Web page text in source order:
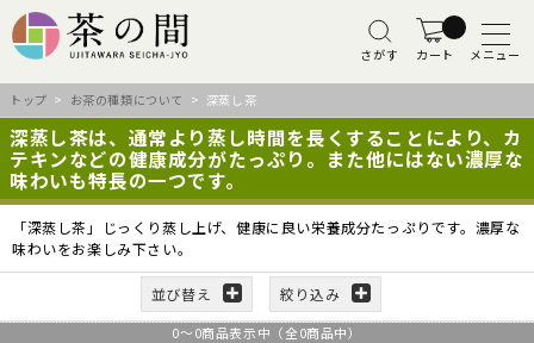
さがす カート メニュー
トップ > お茶の種類について > 深蒸し茶
深蒸し茶は、通常より蒸し時間を長くすることにより、カ
テキンなどの健康成分がたっぷり。また他にはない濃厚な
味わいも特長の一つです。
「深蒸し茶」じっくり蒸し上げ、健康に良い栄養成分たっぷりです。濃厚な
味わいをお楽しみ下さい。
並び替え 絞り込み
0～0商品表示中（全0商品中）